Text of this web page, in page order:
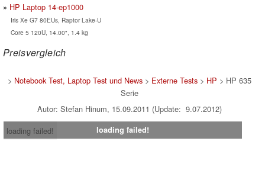
HP Laptop 14-ep1000
Iris Xe G7 80EUs, Raptor Lake-U
Core 5 120U, 14.00", 1.4 kg
Preisvergleich
> Notebook Test, Laptop Test und News > Externe Tests > HP > HP 635
Serie
Autor: Stefan Hinum, 15.09.2011 (Update: 9.07.2012)
loading failed!
loading failed!